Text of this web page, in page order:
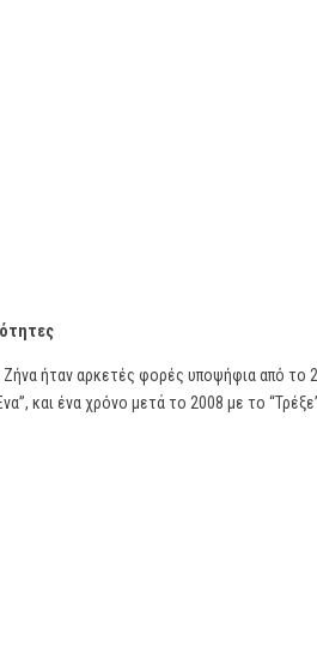
ήταν αρκετές φορές υποψήφια από το
και ένα χρόνο μετά το 2008 με το